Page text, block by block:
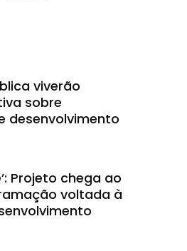
viverão
sobre
desenvolvimento
Projeto chega ao
voltada à